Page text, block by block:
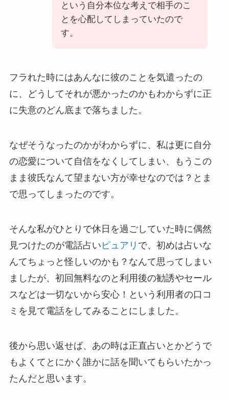
という自分本位な考えで相手のこ
とを心配してしまっていたので
す。
フラれた時にはあんなに彼のことを気遣ったの
に、どうしてそれが悪かったのかもわからずに正
に失意のどん底まで落ちました。
なぜそうなったのかがわからずに、私は更に自分
の恋愛について自信をなくしてしまい、もうこの
まま彼氏なんて望まない方が幸せなのでは？とま
で思ってしまったのです。
そんな私がひとりで休日を過ごしていた時に偶然
見つけたのが電話占い ピュアリ で、初めは占いな
んてちょっと怪しいのかも？なんて思ってしまい
ましたが、初回無料なのと利用後の勧誘やセール
スなどは一切ないから安心！という利用者の口コ
ミを見て電話をしてみることにしました。
後から思い返せば、あの時は正直占いとかどうで
もよくてとにかく誰かに話を聞いてもらいたかっ
たんだと思います。